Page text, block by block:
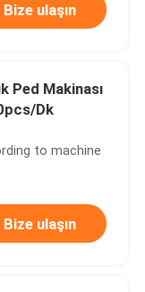
Bize ulaşın
Ped Makinası
Dk
to machine
Bize ulaşın